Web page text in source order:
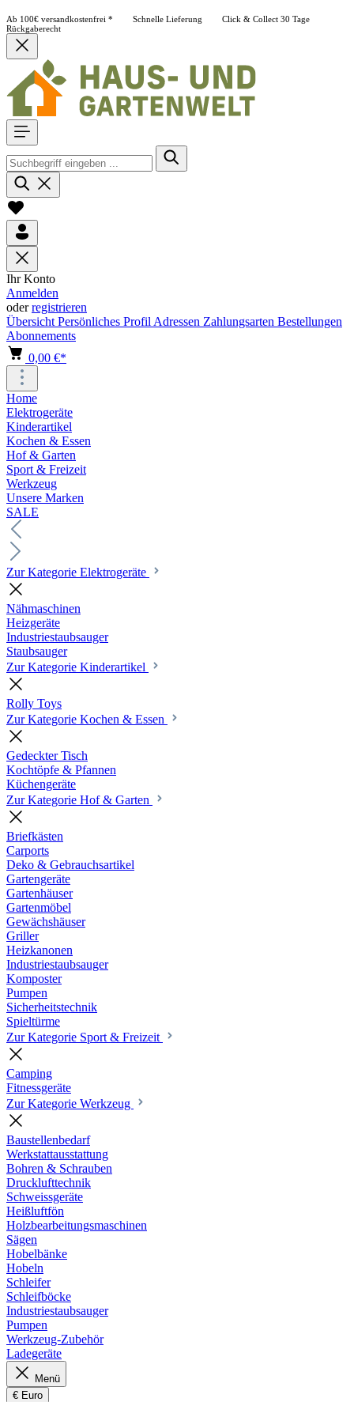
Ab 100€ versandkostenfrei * Schnelle Lieferung Click & Collect 30 Tage
Rückgaberecht
Ihr Konto
Anmelden
oderregistrieren
Übersicht Persönliches Profil Adressen Zahlungsarten Bestellungen
Abonnements
0,00 €*
Home
Elektrogeräte
Kinderartikel
Kochen & Essen
Hof & Garten
Sport & Freizeit
Werkzeug
Unsere Marken
SALE
Zur Kategorie Elektrogeräte
Nähmaschinen
Heizgeräte
Industriestaubsauger
Staubsauger
Zur Kategorie Kinderartikel
Rolly Toys
Zur Kategorie Kochen & Essen
Gedeckter Tisch
Kochtöpfe & Pfannen
Küchengeräte
Zur Kategorie Hof & Garten
Briefkästen
Carports
Deko & Gebrauchsartikel
Gartengeräte
Gartenhäuser
Gartenmöbel
Gewächshäuser
Griller
Heizkanonen
Industriestaubsauger
Komposter
Pumpen
Sicherheitstechnik
Spieltürme
Zur Kategorie Sport & Freizeit
Camping
Fitnessgeräte
Zur Kategorie Werkzeug
Baustellenbedarf
Werkstattausstattung
Bohren & Schrauben
Drucklufttechnik
Schweissgeräte
Heißluftfön
Holzbearbeitungsmaschinen
Sägen
Hobelbänke
Hobeln
Schleifer
Schleifböcke
Industriestaubsauger
Pumpen
Werkzeug-Zubehör
Ladegeräte
Menü
€ Euro